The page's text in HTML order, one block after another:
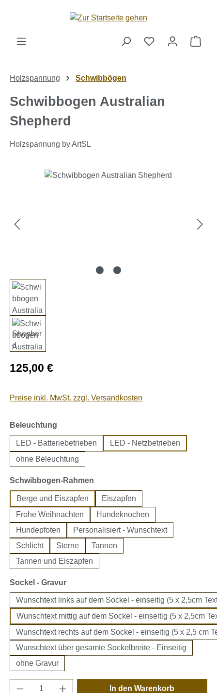
Zum Hauptinhalt springen
Holzspannung Schwibbögen
Schwibbogen Australian
Shepherd
Holzspannung by ArtSL
Bildergalerie überspringen
Regulärer Preis:
125,00 €
Preise inkl. MwSt. zzgl. Versandkosten
Beleuchtung
LED - Batteriebetrieben
LED - Netzbetrieben
ohne Beleuchtung
Schwibbogen-Rahmen
Berge und Eiszapfen
Eiszapfen
Frohe Weihnachten
Hundeknochen
Hundepfoten
Personalisiert - Wunschtext
Schlicht
Sterne
Tannen
Tannen und Eiszapfen
Sockel - Gravurauswählen
Wunschtext links auf dem Sockel - einseitig (5 x 2,5cm
Wunschtext mittig auf dem Sockel - einseitig (5 x 2,5cm
Wunschtext rechts auf dem Sockel - einseitig (5 x 2,5 cm
Wunschtext über gesamte Sockelbreite - Einseitig
ohne Gravur
Produkt Anzahl: Gib den gewünschten
In den Warenkorb